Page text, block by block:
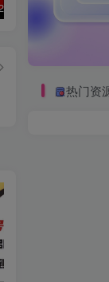
热门资